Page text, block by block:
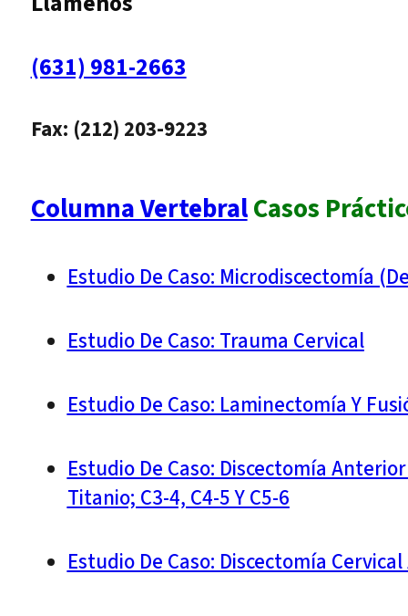
(631) 981-2663
Fax: (212) 203-9223
Columna VertebralCasos
Estudio De Caso: Microdiscectomía
Estudio De Caso: Trauma Cervical
Estudio De Caso: Laminectomía Y
Estudio De Caso: Discectomía
Titanio; C3-4, C4-5 Y C5-6
Estudio De Caso: Discectomía